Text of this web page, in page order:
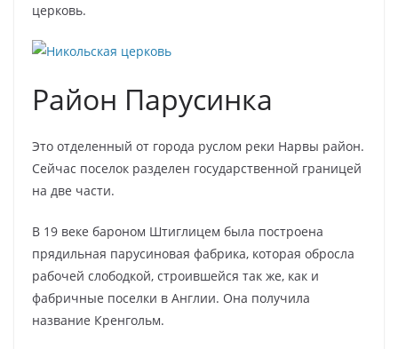
церковь.
Район Парусинка
Это отделенный от города руслом реки Нарвы район.
Сейчас поселок разделен государственной границей
на две части.
В 19 веке бароном Штиглицем была построена
прядильная парусиновая фабрика, которая обросла
рабочей слободкой, строившейся так же, как и
фабричные поселки в Англии. Она получила
название Кренгольм.